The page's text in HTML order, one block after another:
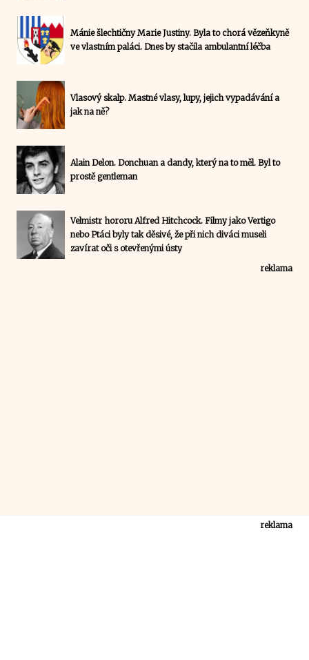
Mánie šlechtičny Marie Justiny. Byla to chorá vězeňkyně
ve vlastním paláci. Dnes by stačila ambulantní léčba
Vlasový skalp. Mastné vlasy, lupy, jejich vypadávání a
jak na ně?
Alain Delon. Donchuan a dandy, který na to měl. Byl to
prostě gentleman
Velmistr hororu Alfred Hitchcock. Filmy jako Vertigo
nebo Ptáci byly tak děsivé, že při nich diváci museli
zavírat oči s otevřenými ústy
reklama
reklama